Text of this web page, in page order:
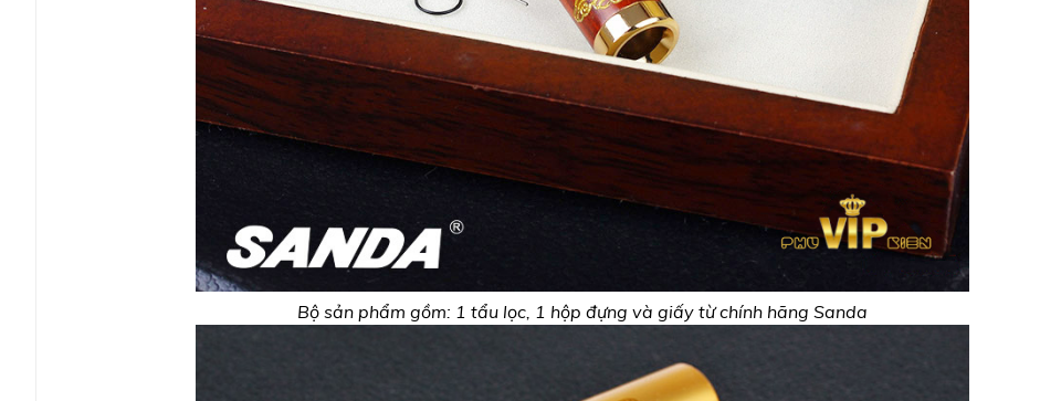
Bộ sản phẩm gồm: 1 tẩu lọc, 1 hộp đựng và giấy từ chính hãng Sanda